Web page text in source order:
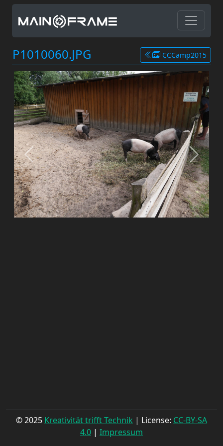
P1010060.JPG CCCamp2015
© 2025 Kreativität trifft Technik | License: CC-BY-SA
4.0 | Impressum